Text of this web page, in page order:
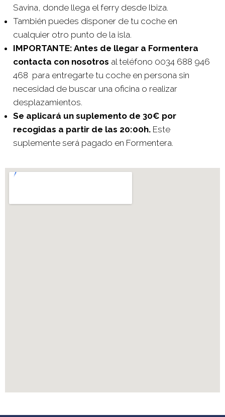
Savina, donde llega el ferry desde Ibiza.
También puedes disponer de tu coche en
cualquier otro punto de la isla.
IMPORTANTE: Antes de llegar a Formentera
contacta con nosotros al teléfono 0034 688 946
468 para entregarte tu coche en persona sin
necesidad de buscar una oficina o realizar
desplazamientos.
Se aplicará un suplemento de 30€ por
recogidas a partir de las 20:00h.Este
suplemente será pagado en Formentera.